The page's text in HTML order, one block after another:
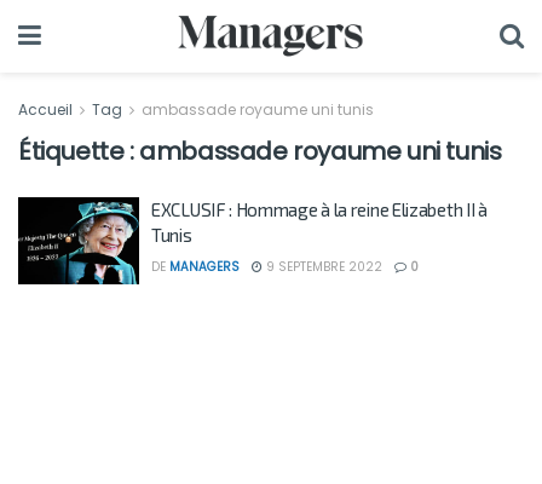
Accueil Tag ambassade royaume uni tunis
Étiquette :ambassade royaume uni tunis
EXCLUSIF : Hommage à la reine Elizabeth II à
Tunis
DE MANAGERS 9 SEPTEMBRE 2022 0